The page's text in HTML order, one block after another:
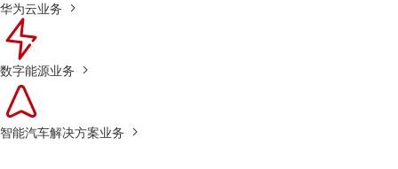
华为云业务
数字能源业务
智能汽车解决方案业务